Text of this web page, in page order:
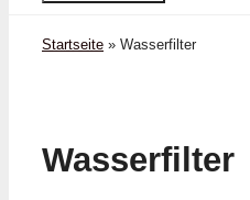
Startseite » Wasserfilter
Wasserfilter